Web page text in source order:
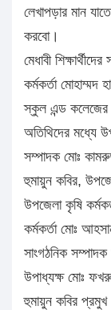
লেখাপড়ার মান
করবো।
মেধাবী
কর্মকর্তা মোহাম্মদ
স্কুল এন্ড কলেজের
অতিথিদের মধ্যে
সম্পাদক মোঃ
হুমায়ুন কবির,
উপজেলা কৃষি
কর্মকর্তা মোঃ
সাংগঠনিক
উপাধ্যক্ষ মোঃ
হুমায়ুন কবির